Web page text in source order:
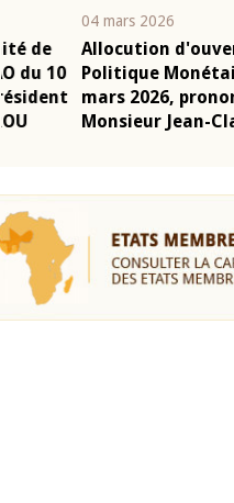
04 mars 2026
Allocution d'ouverture du
Politique Monétaire de la
mars 2026, prononcée par
Monsieur Jean-Claude